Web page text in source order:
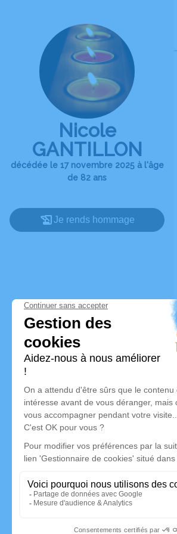
Nicole
GANTILLON
décédée le 17 novembre 2025 à l'âge
de 82 ans
Je rends hommage